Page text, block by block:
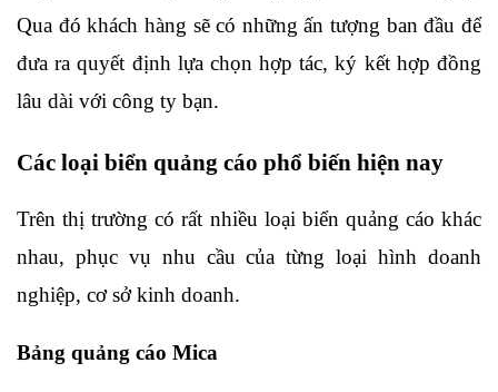
Qua đó khách hàng sẽ có những ấn tượng ban đầu để
đưa ra quyết định lựa chọn hợp tác, ký kết hợp đồng
lâu dài với công ty bạn.
Các loại biển quảng cáo phổ biến hiện nay
Trên thị trường có rất nhiều loại biển quảng cáo khác
nhau, phục vụ nhu cầu của từng loại hình doanh
nghiệp, cơ sở kinh doanh.
Bảng quảng cáo Mica